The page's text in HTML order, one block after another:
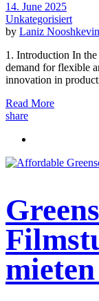
14. June 2025
Unkategorisiert
by Laniz
1. Introduction In
demand for flexible
innovation in
Read More
share